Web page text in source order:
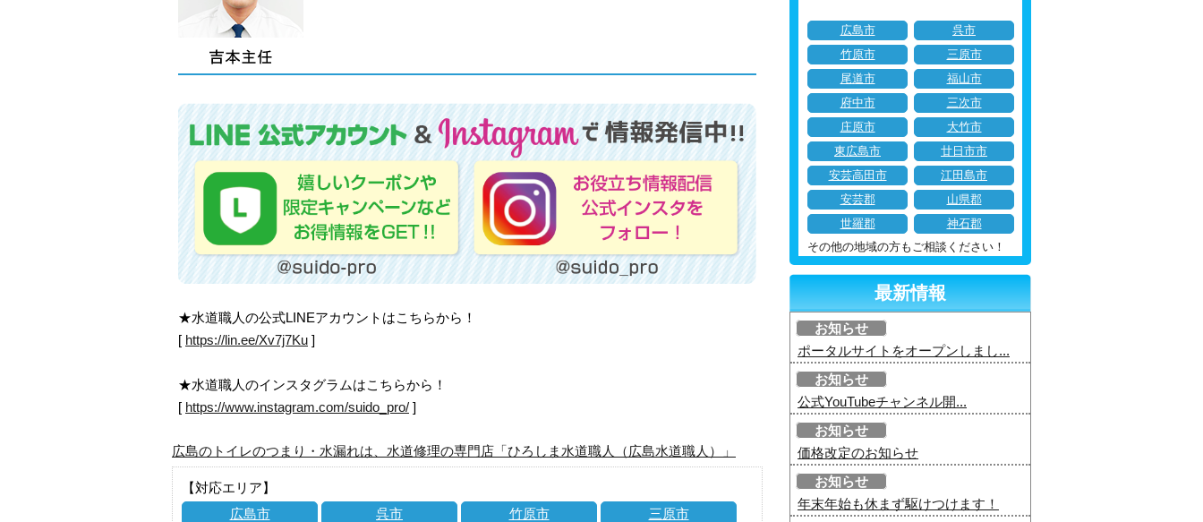
★水道職人の公式LINEアカウントはこちらから！
[ https://lin.ee/Xv7j7Ku ]
★水道職人のインスタグラムはこちらから！
[ https://www.instagram.com/suido_pro/ ]
広島のトイレのつまり・水漏れは、水道修理の専門店「ひろしま水道職人（広島水道職人）」
【対応エリア】
広島市
呉市 竹原市
三原市
広島市
呉市
竹原市
三原市
尾道市
福山市
府中市
三次市
庄原市
大竹市
東広島市
廿日市市
安芸高田市
江田島市
安芸郡
山県郡
世羅郡
神石郡
その他の地域の方もご相談ください！
最新情報
お知らせ
ポータルサイトをオープンしまし...
お知らせ
公式YouTubeチャンネル開...
お知らせ
価格改定のお知らせ
お知らせ
年末年始も休まず駆けつけます！